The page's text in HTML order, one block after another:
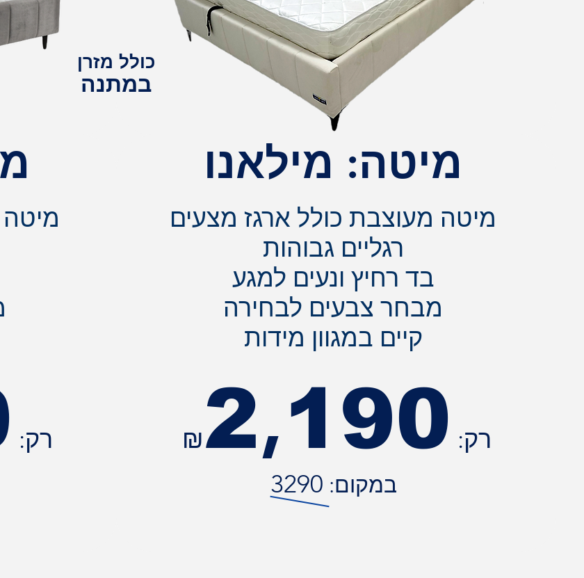
כולל מזרן
במתנה
רק: ₪
מיטה: מילאנו
מיטה מעוצבת כולל ארגז מצעים
רגליים גבוהות
בד רחיץ ונעים למגע
מבחר צבעים לבחירה
קיים במגוון מידות
רק: ₪ 2,190
במקום: 3290